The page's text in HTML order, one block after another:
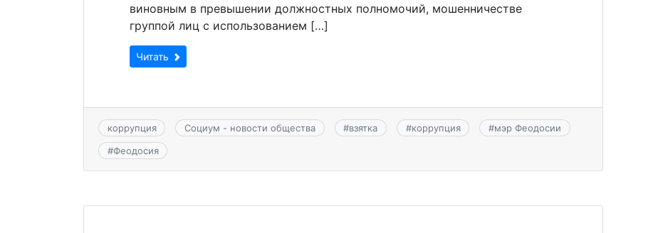
виновным в превышении должностных полномочий, мошенничестве
группой лиц с использованием […]
Читать
коррупция Социум - новости общества #взятка #коррупция #мэр Феодосии
#Феодосия